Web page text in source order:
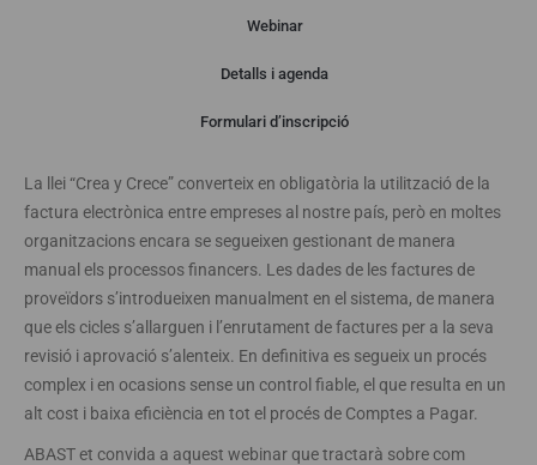
Webinar
Detalls i agenda
Formulari d’inscripció
La llei “Crea y Crece” converteix en obligatòria la utilització de la
factura electrònica entre empreses al nostre país, però en moltes
organitzacions encara se segueixen gestionant de manera
manual els processos financers. Les dades de les factures de
proveïdors s’introdueixen manualment en el sistema, de manera
que els cicles s’allarguen i l’enrutament de factures per a la seva
revisió i aprovació s’alenteix. En definitiva es segueix un procés
complex i en ocasions sense un control fiable, el que resulta en un
alt cost i baixa eficiència en tot el procés de Comptes a Pagar.
ABAST et convida a aquest webinar que tractarà sobre com